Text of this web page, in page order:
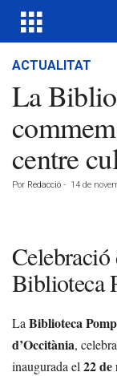
ACTUALITAT
La
centre
Por Redacció - 14 de
Biblioteca
La Biblioteca
d’Occitània,
inaugurada el 22 de